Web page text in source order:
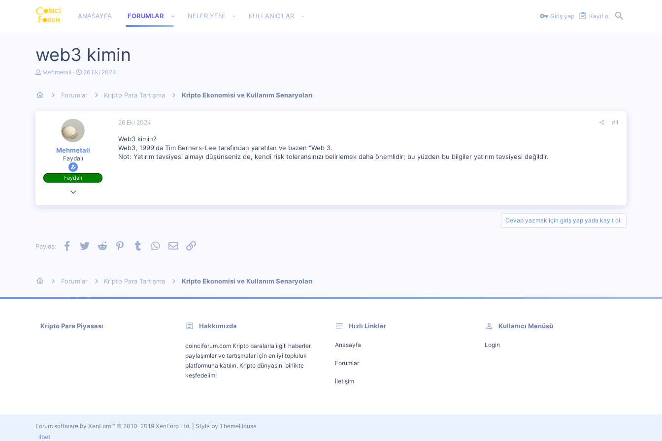
ANASAYFA FORUMLAR NELER YENI KULLANICILAR Giriş yap Kayıt ol
web3 kimin
K
u
n
Mehmetali
B
l
ı
ç
a
h
i
26 Eki 2024
Forumlar Kripto Para Tartışma Kripto Ekonomisi ve Kullanım Senaryoları
Mehmetali
Faydalı
Faydalı
28 Ağu 2023
145
26 Eki 2024 #1
Web3 kimin?
Web3, 1999'da Tim Berners-Lee tarafından yaratılan ve bazen "Web 3.
Not: Yatırım tavsiyesi almayı düşünseniz de, kendi risk toleransınızı belirlemek daha önemlidir; bu yüzden bu bilgiler yatırım tavsiyesi değildir.
Cevap yazmak için giriş yap yada kayıt ol.
Paylaş: Facebook
TwitterReddit PinterestTumblrWhatsApp
E-postaLink
Forumlar Kripto Para Tartışma Kripto Ekonomisi ve Kullanım Senaryoları
Kripto Para Piyasası Hakkımızda
coinciforum.com Kripto paralarla ilgili haberler,
paylaşımlar ve tartışmalar için en iyi topluluk
platformuna katılın. Kripto dünyasını birlikte
keşfedelim!
Hızlı Linkler
Anasayfa
Forumlar
İletişim
Kullanıcı Menüsü
Login
Forum software by XenForo™ © 2010-2019 XenForo Ltd.
Style by ThemeHouse
ilbet